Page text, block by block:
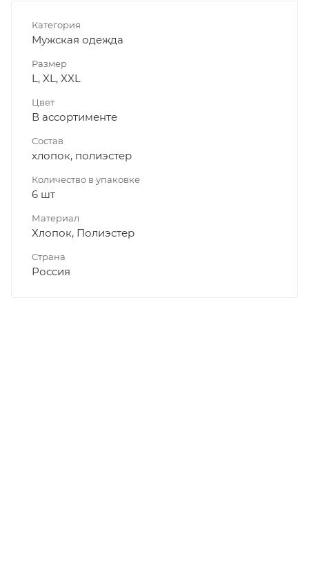
Категория
Мужская одежда
Размер
L, XL, XXL
Цвет
В ассортименте
Состав
хлопок, полиэстер
Количество в упаковке
6 шт
Материал
Хлопок, Полиэстер
Страна
Россия